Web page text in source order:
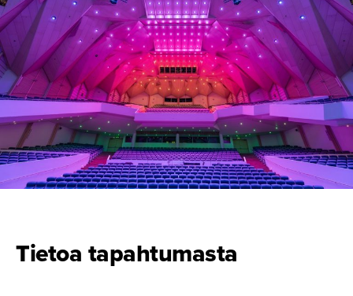
Tietoa tapahtumasta